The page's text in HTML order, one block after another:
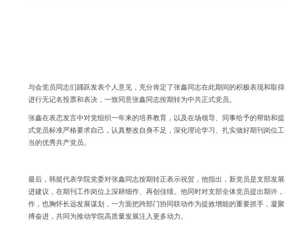
与会党员同志们踊跃发表个人意见，充分肯定了张鑫同志在此期间的积极表现和取
进行无记名投票和表决，一致同意张鑫同志按期转为中共正式党员。
张鑫在表态发言中对党组织一年来的培养教育，以及在场领导、同事给予的帮助和
式党员标准严格要求自己，认真整改自身不足，深化理论学习、扎实做好期刊岗位
当的优秀共产党员。
最后，韩挺代表学院党委对张鑫同志按期转正表示祝贺，他指出，新党员是支部发
进建议，在期刊工作岗位上深耕细作、再创佳绩。他同时对支部全体党员提出期许
作，也胸怀长远发展谋划，一方面把跨部门协同联动作为提效增能的重要抓手，凝
搏奋进，共同为推动学院高质量发展注入更多动力。